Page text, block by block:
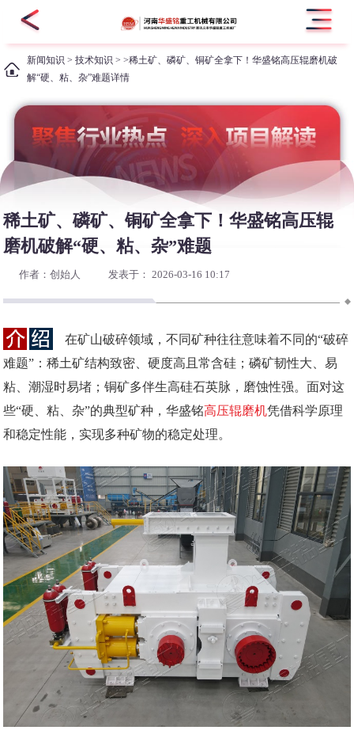
新闻知识 >技术知识 > >稀土矿、磷矿、铜矿全拿下！华盛铭高压辊磨机破
解“硬、粘、杂”难题详情
稀土矿、磷矿、铜矿全拿下！华盛铭高压辊
磨机破解“硬、粘、杂”难题
作者：创始人 发表于： 2026-03-16 10:17
在矿山破碎领域，不同矿种往往意味着不同的“破碎
难题”：稀土矿结构致密、硬度高且常含硅；磷矿韧性大、易
粘、潮湿时易堵；铜矿多伴生高硅石英脉，磨蚀性强。面对这
些“硬、粘、杂”的典型矿种，华盛铭高压辊磨机凭借科学原理
和稳定性能，实现多种矿物的稳定处理。